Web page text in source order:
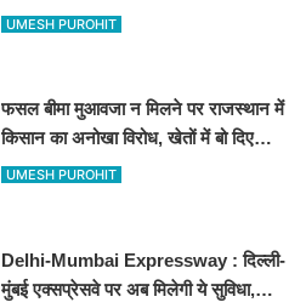
अवकाश, देखें
UMESH PUROHIT
फसल बीमा मुआवजा न मिलने पर राजस्थान में
किसान का अनोखा विरोध, खेतों में बो दिए
500-500 रुपए के नोट, वीडियो वायरल
UMESH PUROHIT
Delhi-Mumbai Expressway : दिल्ली-
मुंबई एक्सप्रेसवे पर अब मिलेगी ये सुविधा,